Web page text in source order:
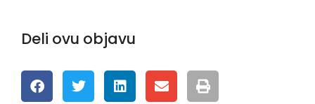
Deli ovu objavu